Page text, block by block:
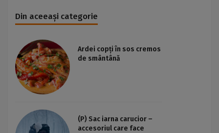
Din aceeași categorie
Ardei copți în sos cremos
de smântână
(P) Sac iarna carucior –
accesoriul care face